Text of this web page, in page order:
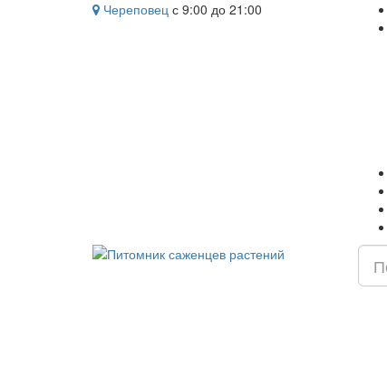
Череповец с 9:00 до 21:00